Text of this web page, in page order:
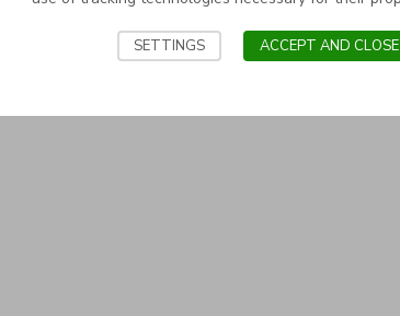
SETTINGS ACCEPT AND CLOSE